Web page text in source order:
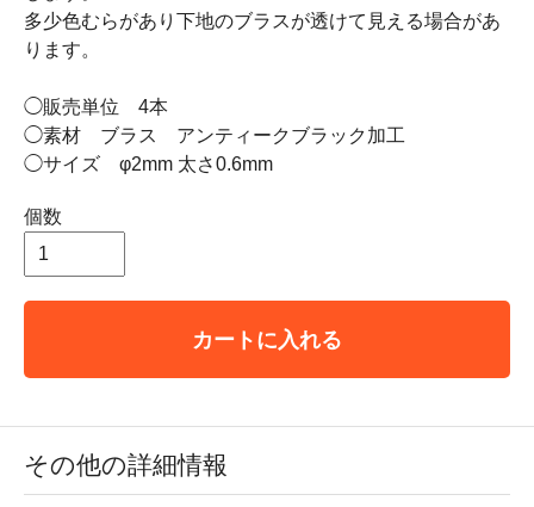
多少色むらがあり下地のブラスが透けて見える場合があ
ります。
◯販売単位 4本
◯素材 ブラス アンティークブラック加工
◯サイズ φ2mm 太さ0.6mm
個数
カートに入れる
その他の詳細情報